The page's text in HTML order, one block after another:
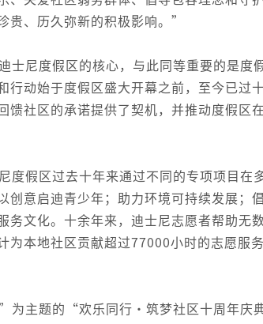
贵、历久弥新的积极影响。”
士尼度假区的核心，与此同等重要的是度
行动始于度假区盛大开幕之前，至今已
馈社区的承诺提供了契机，并推动度假区
度假区过去十年来通过不同的专项项目在
创意启迪青少年；助力环境可持续发展；
务文化。十余年来，迪士尼志愿者帮助无
为本地社区贡献超过77000小时的志愿服
为主题的“欢乐同行·筑梦社区十周年庆